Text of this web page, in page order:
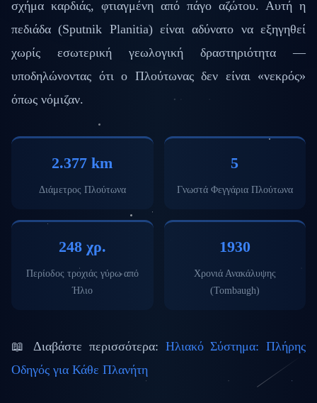
σχήμα καρδιάς, φτιαγμένη από πάγο αζώτου. Αυτή η
πεδιάδα (Sputnik Planitia) είναι αδύνατο να εξηγηθεί
χωρίς εσωτερική γεωλογική δραστηριότητα —
υποδηλώνοντας ότι ο Πλούτωνας δεν είναι «νεκρός»
όπως νόμιζαν.
2.377 km
Διάμετρος Πλούτωνα
5
Γνωστά Φεγγάρια Πλούτωνα
248 χρ.
Περίοδος τροχιάς γύρω από
Ήλιο
1930
Χρονιά Ανακάλυψης
(Tombaugh)
📖 Διαβάστε περισσότερα: Ηλιακό Σύστημα: Πλήρης
Οδηγός για Κάθε Πλανήτη